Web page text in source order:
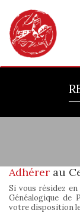
Adhérer au
Si vous résidez
Généalogique de
votre disposition